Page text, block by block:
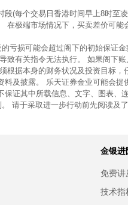
段(每个交易日香港时间早上8时
在极端市场情况下，买卖差价可能
亏损可能会超过阁下的初始保证
致有关指令无法执行。 如果阁下
根据本身的财务状况及投资目标
及披露。 乐天证券金业可能会
保证其中所载信息、文字、图表
请于采取进一步行动前先阅读及
金银进
免费讲
技术指